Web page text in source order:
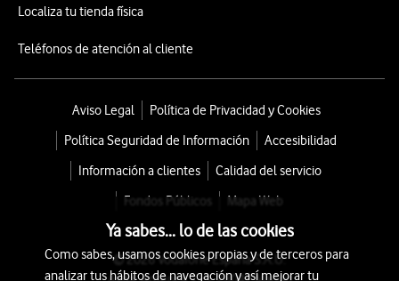
Localiza tu tienda física
Teléfonos de atención al cliente
Aviso Legal
Política de Privacidad y Cookies
Política Seguridad de Información
Accesibilidad
Información a clientes
Calidad del servicio
Fondos Públicos
Mapa Web
© 2026 Vodafone España S.A.U.
Ya sabes... lo de las cookies
Como sabes, usamos cookies propias y de terceros para
analizar tus hábitos de navegación y así mejorar tu